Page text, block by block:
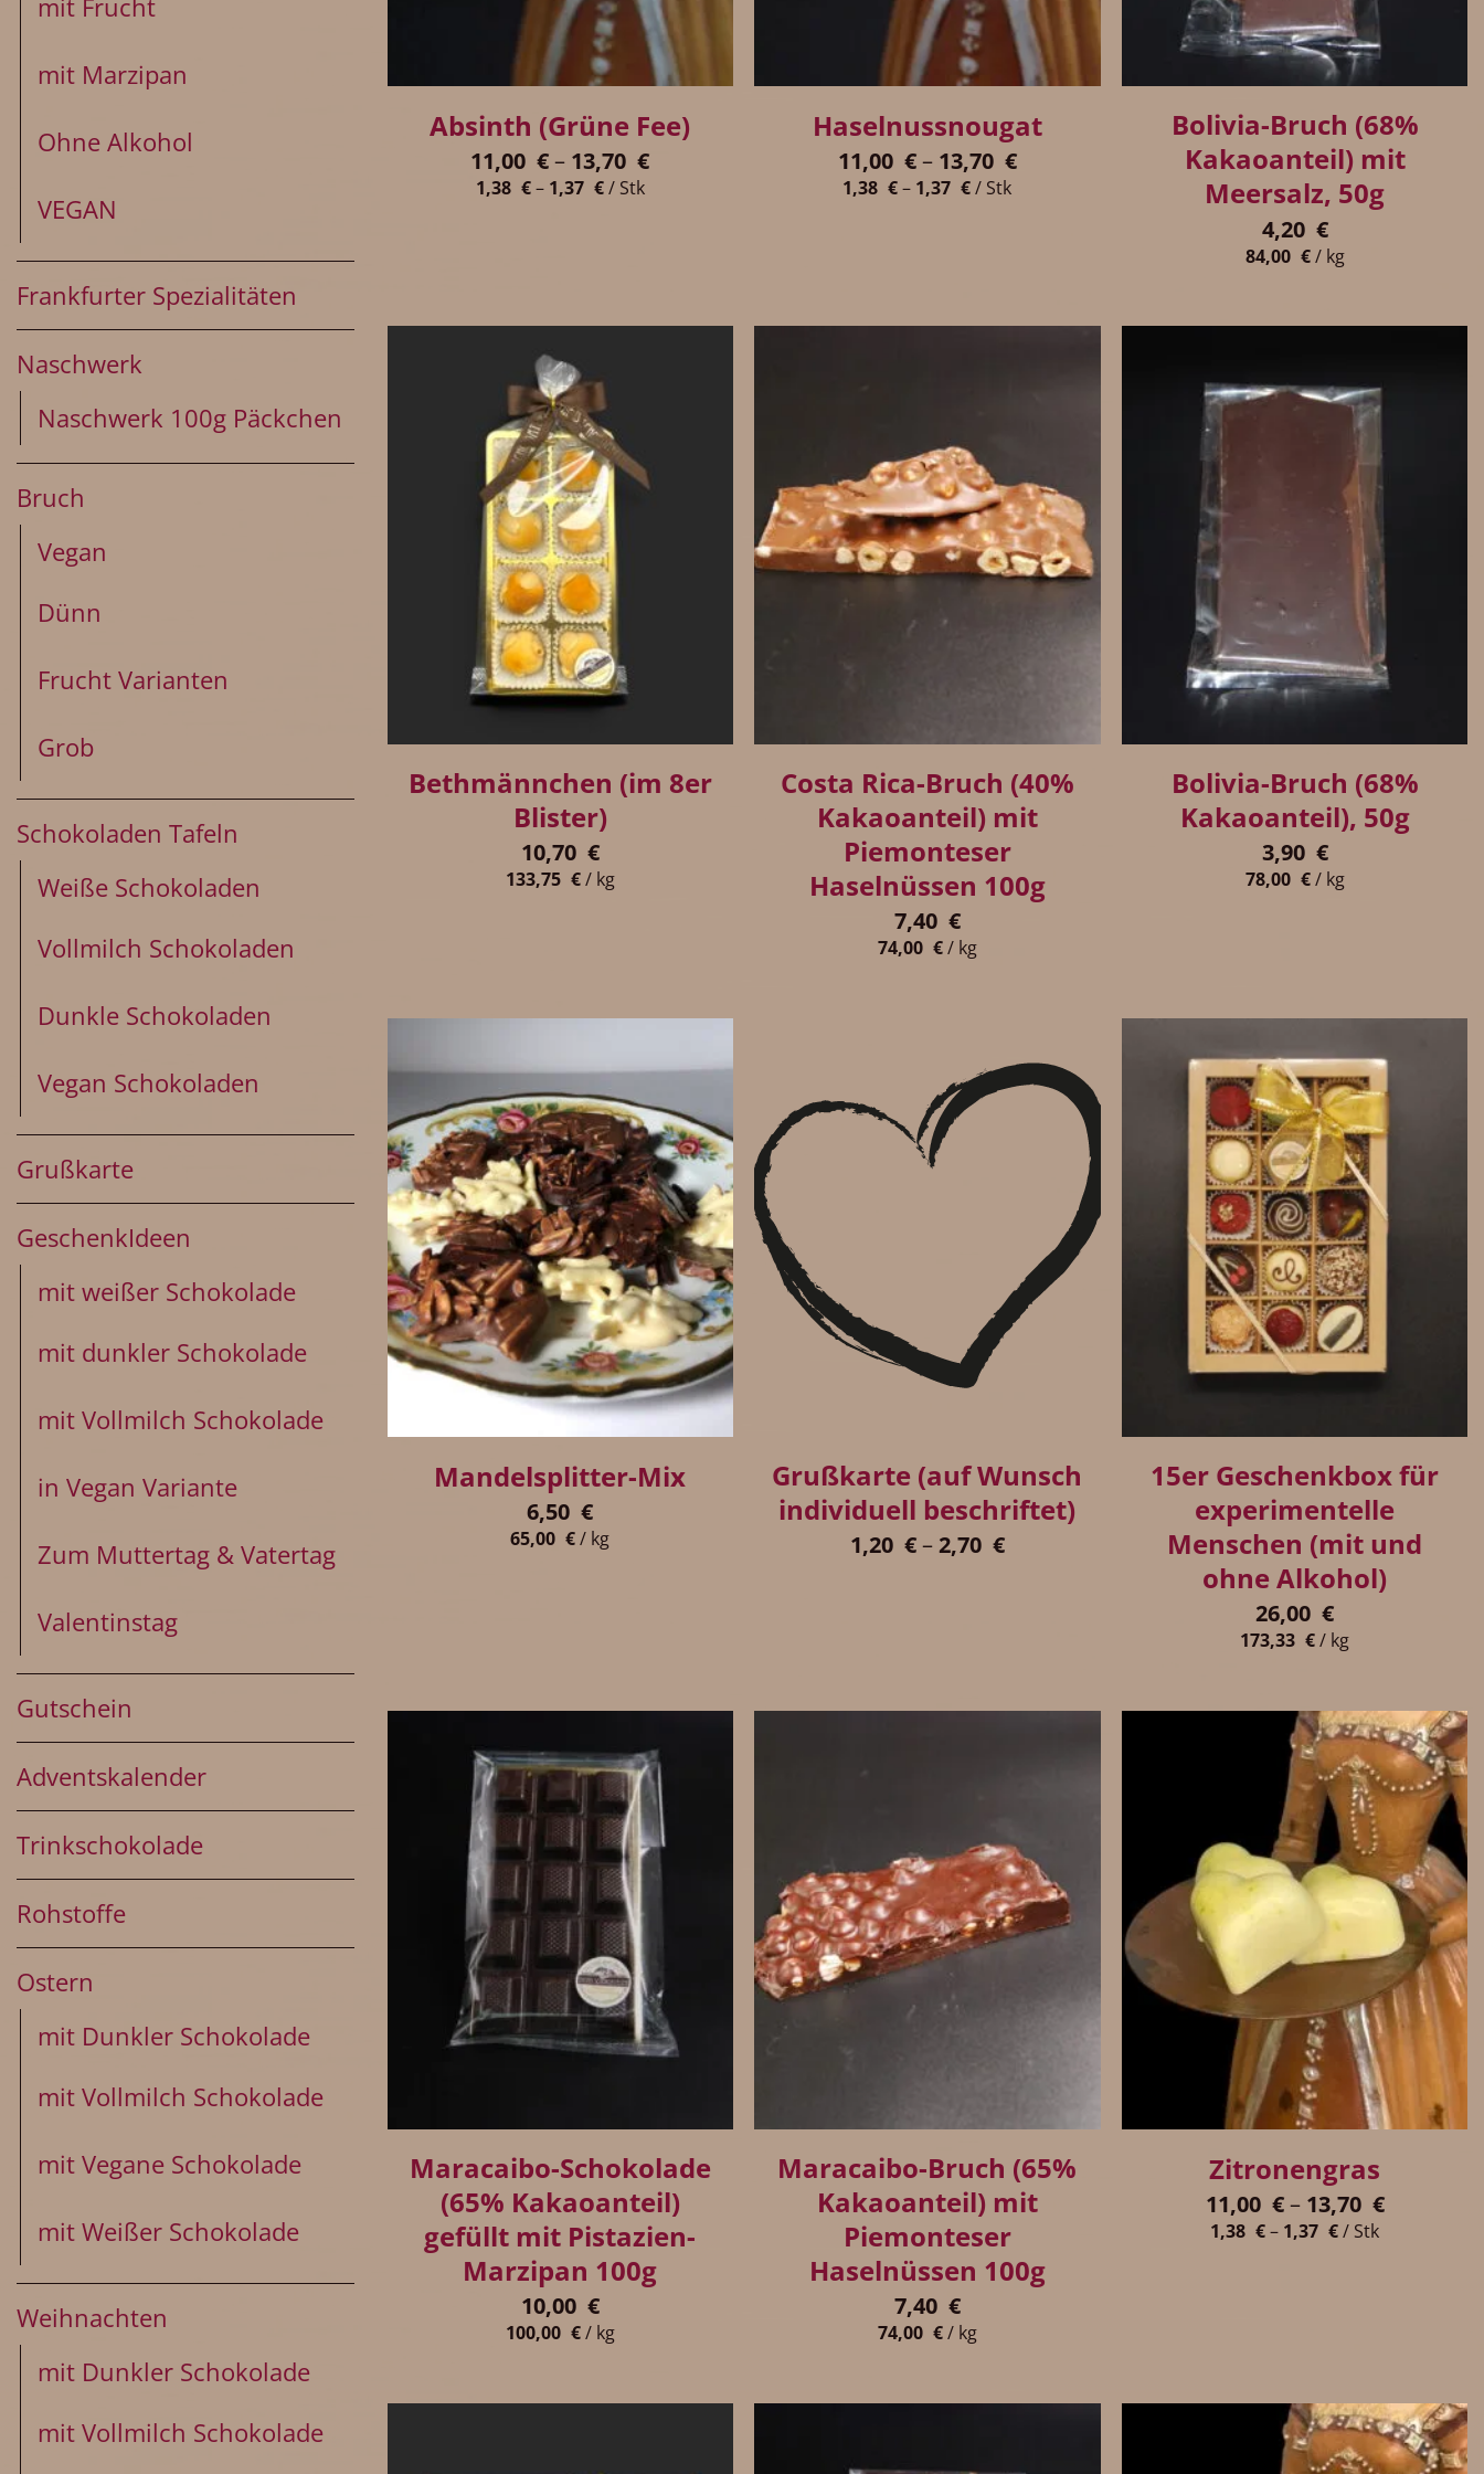
mit Frucht
mit Marzipan
Ohne Alkohol
VEGAN
Frankfurter Spezialitäten
Naschwerk
Naschwerk 100g Päckchen
Bruch
Vegan
Dünn
Frucht Varianten
Grob
Schokoladen Tafeln
Weiße Schokoladen
Vollmilch Schokoladen
Dunkle Schokoladen
Vegan Schokoladen
Grußkarte
GeschenkIdeen
mit weißer Schokolade
mit dunkler Schokolade
mit Vollmilch Schokolade
in Vegan Variante
Zum Muttertag & Vatertag
Valentinstag
Gutschein
Adventskalender
Trinkschokolade
Rohstoffe
Ostern
mit Dunkler Schokolade
mit Vollmilch Schokolade
mit Vegane Schokolade
mit Weißer Schokolade
Weihnachten
mit Dunkler Schokolade
mit Vollmilch Schokolade
Absinth (Grüne Fee)
11,00 €– 13,70 €
1,38 €– 1,37 €/ Stk
Haselnussnougat
11,00 €– 13,70 €
1,38 €– 1,37 €/ Stk
Bolivia-Bruch (68%
Kakaoanteil) mit
Meersalz, 50g
4,20 €
84,00 €/ kg
Bethmännchen (im 8er
Blister)
10,70 €
133,75 €/ kg
Costa Rica-Bruch (40%
Kakaoanteil) mit
Piemonteser
Haselnüssen 100g
7,40 €
74,00 €/ kg
Bolivia-Bruch (68%
Kakaoanteil), 50g
3,90 €
78,00 €/ kg
Mandelsplitter-Mix
6,50 €
65,00 €/ kg
Grußkarte (auf Wunsch
individuell beschriftet)
1,20 €–2,70 €
15er Geschenkbox für
experimentelle
Menschen (mit und
ohne Alkohol)
26,00 €
173,33 €/ kg
Maracaibo-Schokolade
(65% Kakaoanteil)
gefüllt mit Pistazien-
Marzipan 100g
10,00 €
100,00 €/ kg
Maracaibo-Bruch (65%
Kakaoanteil) mit
Piemonteser
Haselnüssen 100g
7,40 €
74,00 €/ kg
Zitronengras
11,00 €– 13,70 €
1,38 €– 1,37 €/ Stk